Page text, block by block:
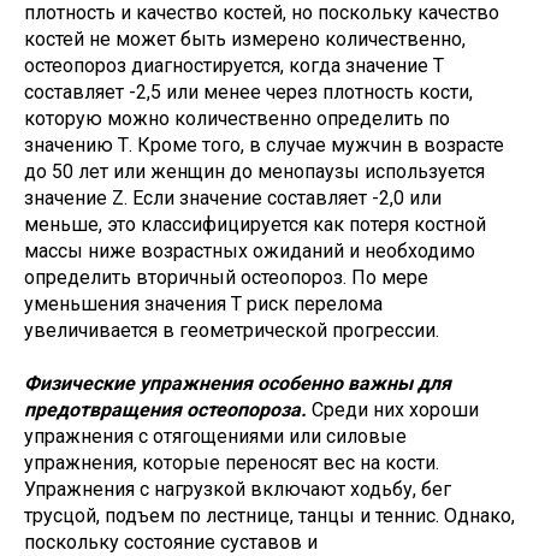
плотность и качество костей, но поскольку качество
костей не может быть измерено количественно,
остеопороз диагностируется, когда значение Т
составляет -2,5 или менее через плотность кости,
которую можно количественно определить по
значению Т. Кроме того, в случае мужчин в возрасте
до 50 лет или женщин до менопаузы используется
значение Z. Если значение составляет -2,0 или
меньше, это классифицируется как потеря костной
массы ниже возрастных ожиданий и необходимо
определить вторичный остеопороз. По мере
уменьшения значения Т риск перелома
увеличивается в геометрической прогрессии.
Физические упражнения особенно важны для
предотвращения остеопороза. Среди них хороши
упражнения с отягощениями или силовые
упражнения, которые переносят вес на кости.
Упражнения с нагрузкой включают ходьбу, бег
трусцой, подъем по лестнице, танцы и теннис. Однако,
поскольку состояние суставов и